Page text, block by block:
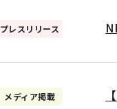
プレスリリース
メディア掲載